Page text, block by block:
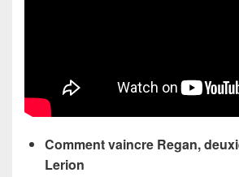
Comment vaincre Regan,
Lerion